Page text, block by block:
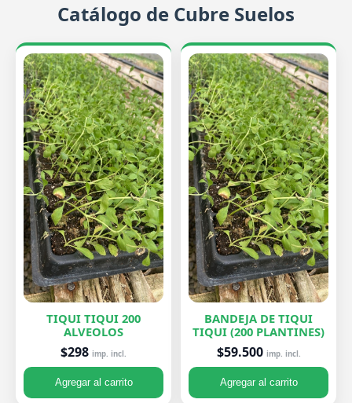
Catálogo de Cubre Suelos
TIQUI TIQUI 200
ALVEOLOS
$298 imp. incl.
Agregar al carrito
BANDEJA DE TIQUI
TIQUI (200 PLANTINES)
$59.500 imp. incl.
Agregar al carrito